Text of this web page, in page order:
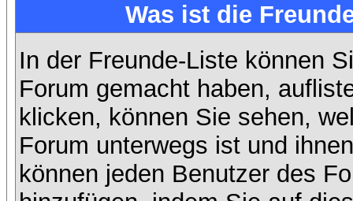
Was ist die
In der Freunde-Liste können
Forum gemacht haben,
klicken, können Sie sehen,
Forum unterwegs ist und
können jeden Benutzer des